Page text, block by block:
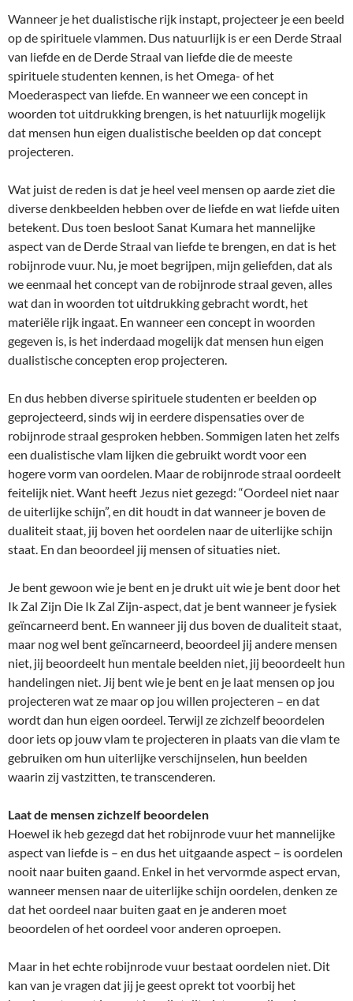
Wanneer je het dualistische rijk instapt, projecteer je een beeld
op de spirituele vlammen. Dus natuurlijk is er een Derde Straal
van liefde en de Derde Straal van liefde die de meeste
spirituele studenten kennen, is het Omega- of het
Moederaspect van liefde. En wanneer we een concept in
woorden tot uitdrukking brengen, is het natuurlijk mogelijk
dat mensen hun eigen dualistische beelden op dat concept
projecteren.
Wat juist de reden is dat je heel veel mensen op aarde ziet die
diverse denkbeelden hebben over de liefde en wat liefde uiten
betekent. Dus toen besloot Sanat Kumara het mannelijke
aspect van de Derde Straal van liefde te brengen, en dat is het
robijnrode vuur. Nu, je moet begrijpen, mijn geliefden, dat als
we eenmaal het concept van de robijnrode straal geven, alles
wat dan in woorden tot uitdrukking gebracht wordt, het
materiële rijk ingaat. En wanneer een concept in woorden
gegeven is, is het inderdaad mogelijk dat mensen hun eigen
dualistische concepten erop projecteren.
En dus hebben diverse spirituele studenten er beelden op
geprojecteerd, sinds wij in eerdere dispensaties over de
robijnrode straal gesproken hebben. Sommigen laten het zelfs
een dualistische vlam lijken die gebruikt wordt voor een
hogere vorm van oordelen. Maar de robijnrode straal oordeelt
feitelijk niet. Want heeft Jezus niet gezegd: “Oordeel niet naar
de uiterlijke schijn”, en dit houdt in dat wanneer je boven de
dualiteit staat, jij boven het oordelen naar de uiterlijke schijn
staat. En dan beoordeel jij mensen of situaties niet.
Je bent gewoon wie je bent en je drukt uit wie je bent door het
Ik Zal Zijn Die Ik Zal Zijn-aspect, dat je bent wanneer je fysiek
geïncarneerd bent. En wanneer jij dus boven de dualiteit staat,
maar nog wel bent geïncarneerd, beoordeel jij andere mensen
niet, jij beoordeelt hun mentale beelden niet, jij beoordeelt hun
handelingen niet. Jij bent wie je bent en je laat mensen op jou
projecteren wat ze maar op jou willen projecteren – en dat
wordt dan hun eigen oordeel. Terwijl ze zichzelf beoordelen
door iets op jouw vlam te projecteren in plaats van die vlam te
gebruiken om hun uiterlijke verschijnselen, hun beelden
waarin zij vastzitten, te transcenderen.
Laat de mensen zichzelf beoordelen
Hoewel ik heb gezegd dat het robijnrode vuur het mannelijke
aspect van liefde is – en dus het uitgaande aspect – is oordelen
nooit naar buiten gaand. Enkel in het vervormde aspect ervan,
wanneer mensen naar de uiterlijke schijn oordelen, denken ze
dat het oordeel naar buiten gaat en je anderen moet
beoordelen of het oordeel voor anderen oproepen.
Maar in het echte robijnrode vuur bestaat oordelen niet. Dit
kan van je vragen dat jij je geest oprekt tot voorbij het